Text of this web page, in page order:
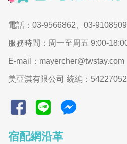
電話：03-9566862 03-9108509
服務時間：周一至周五 9:00-
E-mail：mayercher@twstay.com
美亞淇有限公司 統編：54227052
宿配網沿革